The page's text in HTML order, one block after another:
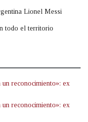
Lionel Messi
todo el territorio
reconocimiento»: ex
reconocimiento»: ex